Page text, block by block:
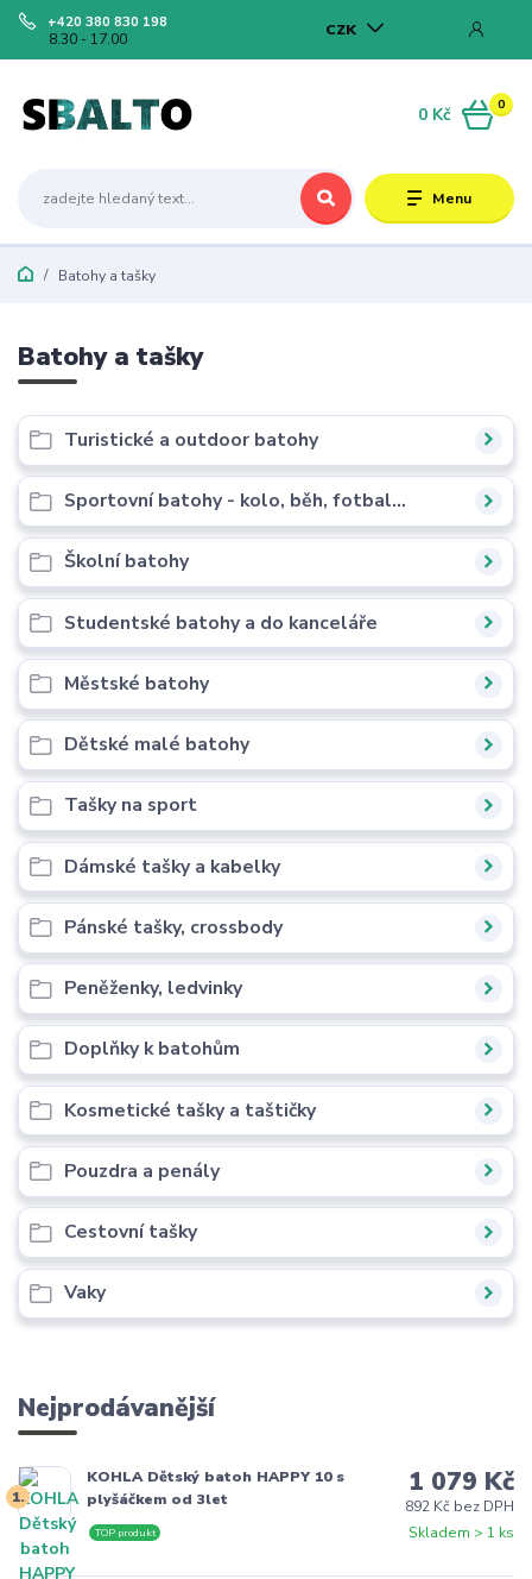
Menu
CZK
+420 380 830 198
8.30 - 17.00
0
0 Kč
Batohy a tašky
Batohy a tašky
Turistické a outdoor batohy
Sportovní batohy - kolo, běh, fotbal...
Školní batohy
Studentské batohy a do kanceláře
Městské batohy
Dětské malé batohy
Tašky na sport
Dámské tašky a kabelky
Pánské tašky, crossbody
Peněženky, ledvinky
Doplňky k batohům
Kosmetické tašky a taštičky
Pouzdra a penály
Cestovní tašky
Vaky
Nejprodávanější
1.
KOHLA Dětský batoh HAPPY 10 s
plyšáčkem od 3let
Skladem > 1 ks
TOP produkt
1 079 Kč
892 Kč bez DPH